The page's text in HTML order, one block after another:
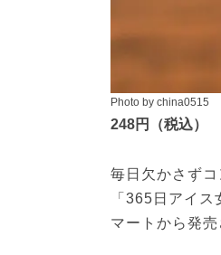
Photo by china0515
248円（税込）
毎日欠かさず
「365日アイ
マートから発